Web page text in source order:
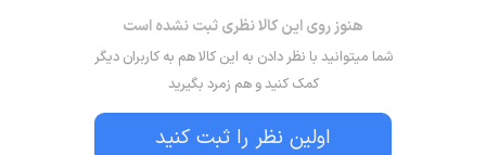
هنوز روی این کالا نظری ثبت نشده است
شما میتوانید با نظر دادن به این کالا هم به کاربران دیگر
کمک کنید و هم زمرد بگیرید
اولین نظر را ثبت کنید